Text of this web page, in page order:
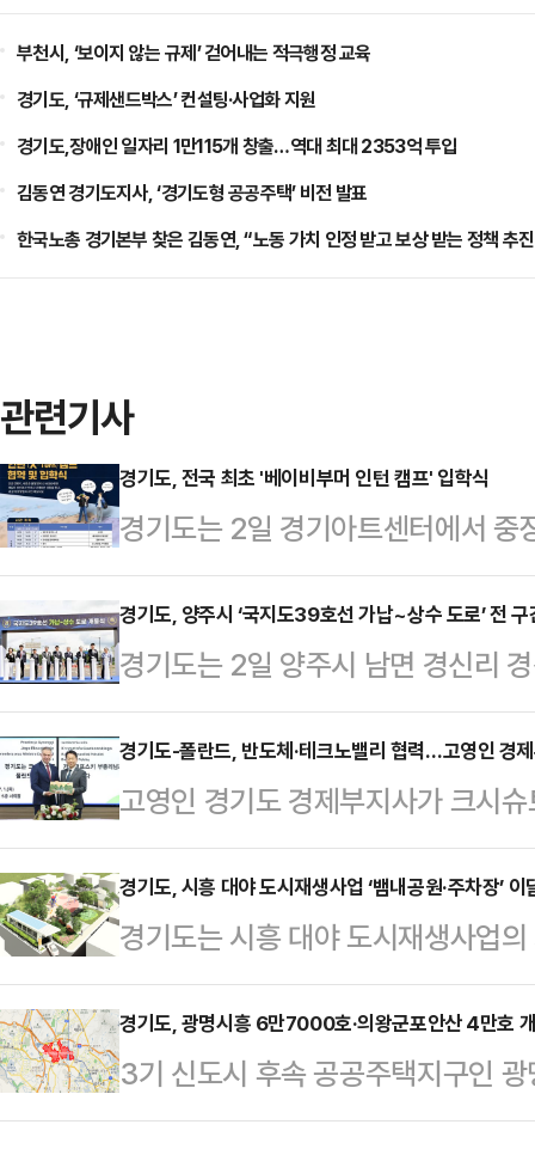
부천시, ‘보이지 않는 규제’ 걷어내는 적극행정 교육
경기도, ‘규제샌드박스’ 컨설팅·사업화 지원
경기도,장애인 일자리 1만115개 창출…역대 최대 2353억 투입
김동연 경기도지사, ‘경기도형 공공주택’ 비전 발표
한국노총 경기본부 찾은 김동연, “노동 가치 인정 받고 보상 받는 정책 추
관련기사
경기도, 전국 최초 '베이비부머 인턴 캠프' 입학식
경기도는 2일 경기아트센터에서
Turn)캠프’ 입학식을 열었다고 밝
대의 전유물로 여겨졌던 ‘갭이어
역 체류형 프로그램이다.갭이어란
진로 탐색, 교육, 인턴십, 창업 등
래 방향을 설정하는 시간을 의미한
기와 삶의 전환 의지 등을 기준으
주간 △생애전…
경기도, 양주시 ‘국지도39호선 가납~상수 도로’ 전 구
경기도는 2일 양주시 남면 경신리
부터 ‘국지도39호선 양주 가납~상
다.국지도39호선은 양주시 서부권
로서 그 간 도에서는 해당노선의 교
확보를 위해 도로사업 3개소를 추
공사’는 양주시 광적면 가납리와
복 4차로 확포장, 교량 4개소 건설
며 2016년 10…
경기도-폴란드, 반도체·테크노밸리 협력…고영인 경
고영인 경기도 경제부지사가 크시
Gawkowski) 폴란드 부총리 겸 디
조성 등 첨단산업 분야에서 양 지역
경기도에 따르면 고영인 경제부지
프코프스키 폴란드 부총리 겸 디지
제조업 강국에서 첨단산업의 신흥
업과 첨단산업의 양측을 아우르는 ‘
다”며 “양 지역의 강점을…
경기도, 시흥 대야 도시재생사업 ‘뱀내공원·주차장’ 이
경기도는 시흥 대야 도시재생사업
준공된다고 2일 밝혔다.시흥 대야
민어울림공간 조성 △녹색주차장
축물 조성지원 사업 등 다양한 사업
과 인접 도시의 대규모 택지개발로
경기도, 광명시흥 6만7000호·의왕군포안산 4만호
3기 신도시 후속 공공주택지구인
공주택지구가 사업시행자 간 지분